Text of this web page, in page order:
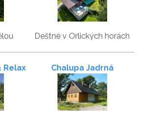
Deštné v Orlických horách
Relax Chalupa Jadrná